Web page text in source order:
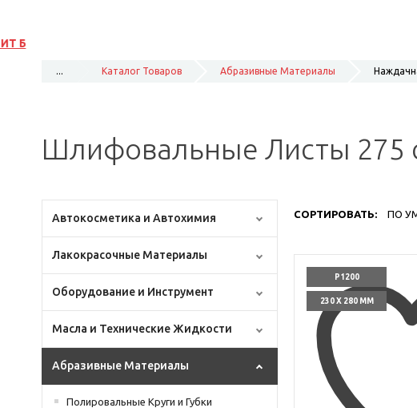
... Каталог Товаров Абразивные Материалы
Шлифовальные Листы 275
Автокосметика и Автохимия
Лакокрасочные Материалы
Оборудование и Инструмент
Масла и Технические Жидкости
Абразивные Материалы
Полировальные Круги и Губки
СОРТИРОВАТЬ: ПО
P1200
230 X 280 ММ